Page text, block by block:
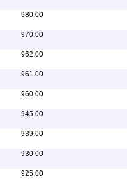
980.00
970.00
962.00
961.00
960.00
945.00
939.00
930.00
925.00